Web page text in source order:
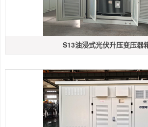
S13油浸式光伏升压变压器